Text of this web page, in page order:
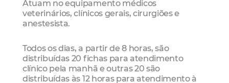
Atuam no equipamento médicos
veterinários, clínicos gerais, cirurgiões e
anestesista.
Todos os dias, a partir de 8 horas, são
distribuídas 20 fichas para atendimento
clínico pela manhã e outras 20 são
distribuídas às 12 horas para atendimento à